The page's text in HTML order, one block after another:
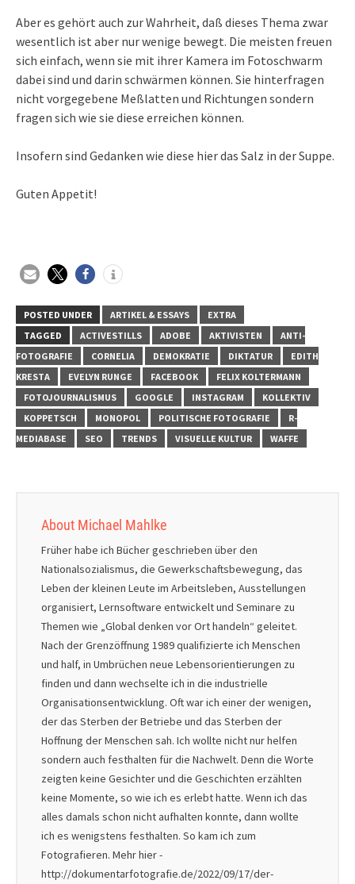
Aber es gehört auch zur Wahrheit, daß dieses Thema zwar
wesentlich ist aber nur wenige bewegt. Die meisten freuen
sich einfach, wenn sie mit ihrer Kamera im Fotoschwarm
dabei sind und darin schwärmen können. Sie hinterfragen
nicht vorgegebene Meßlatten und Richtungen sondern
fragen sich wie sie diese erreichen können.
Insofern sind Gedanken wie diese hier das Salz in der Suppe.
Guten Appetit!
POSTED UNDER ARTIKEL & ESSAYS
EXTRA
TAGGED
ACTIVESTILLS ADOBE AKTIVISTEN
ANTI-
FOTOGRAFIE
CORNELIA DEMOKRATIE DIKTATUR
EDITH
KRESTA
EVELYN RUNGE FACEBOOK
FELIX KOLTERMANN
FOTOJOURNALISMUS
GOOGLE INSTAGRAM
KOLLEKTIV
KOPPETSCH
MONOPOL POLITISCHE FOTOGRAFIE
R-
MEDIABASE
SEO TRENDS VISUELLE KULTUR WAFFE
About Michael Mahlke
Früher habe ich Bücher geschrieben über den
Nationalsozialismus, die Gewerkschaftsbewegung, das
Leben der kleinen Leute im Arbeitsleben, Ausstellungen
organisiert, Lernsoftware entwickelt und Seminare zu
Themen wie „Global denken vor Ort handeln“ geleitet.
Nach der Grenzöffnung 1989 qualifizierte ich Menschen
und half, in Umbrüchen neue Lebensorientierungen zu
finden und dann wechselte ich in die industrielle
Organisationsentwicklung. Oft war ich einer der wenigen,
der das Sterben der Betriebe und das Sterben der
Hoffnung der Menschen sah. Ich wollte nicht nur helfen
sondern auch festhalten für die Nachwelt. Denn die Worte
zeigten keine Gesichter und die Geschichten erzählten
keine Momente, so wie ich es erlebt hatte. Wenn ich das
alles damals schon nicht aufhalten konnte, dann wollte
ich es wenigstens festhalten. So kam ich zum
Fotografieren. Mehr hier -
http://dokumentarfotografie.de/2022/09/17/der-